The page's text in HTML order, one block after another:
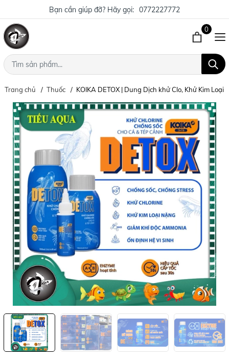
Bạn cần giúp đỡ? Hãy gọi: 0772227772
0
Trang chủ Thuốc KOIKA DETOX | Dung Dịch khử Clo, Khử Kim